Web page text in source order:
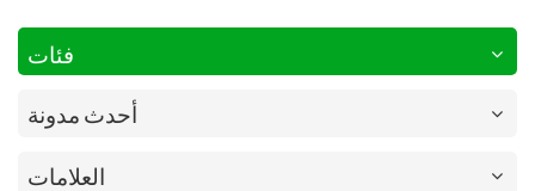
فئات
أحدث مدونة
العلامات